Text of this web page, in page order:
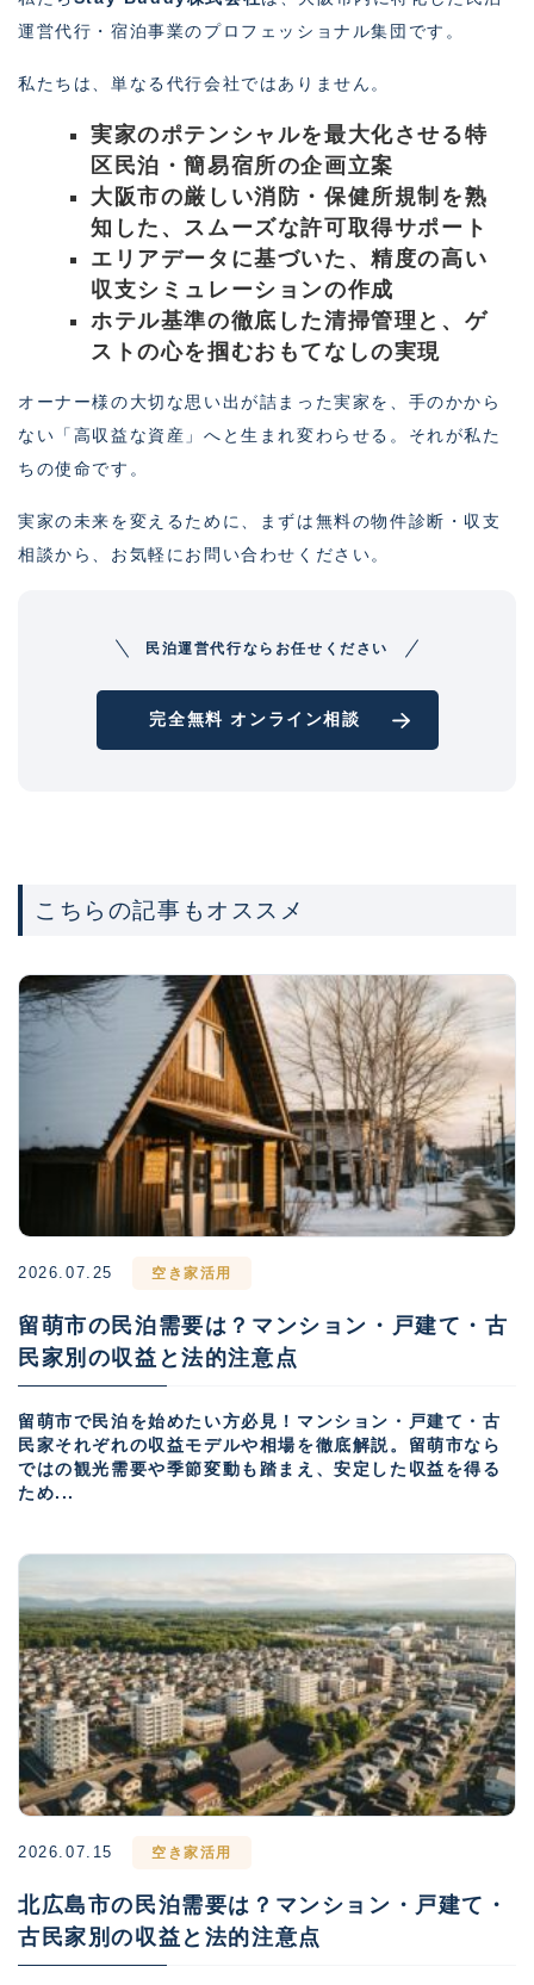
運営代行・宿泊事業のプロフェッショナル集団です。
私たちは、単なる代行会社ではありません。
実家のポテンシャルを最大化させる特
区民泊・簡易宿所の企画立案
大阪市の厳しい消防・保健所規制を熟
知した、スムーズな許可取得サポート
エリアデータに基づいた、精度の高い
収支シミュレーションの作成
ホテル基準の徹底した清掃管理と、ゲ
ストの心を掴むおもてなしの実現
オーナー様の大切な思い出が詰まった実家を、手のかから
ない「高収益な資産」へと生まれ変わらせる。それが私た
ちの使命です。
実家の未来を変えるために、まずは無料の物件診断・収支
相談から、お気軽にお問い合わせください。
民泊運営代行ならお任せください
完全無料 オンライン相談
こちらの記事もオススメ
2026.07.25 空き家活用
留萌市の民泊需要は？マンション・戸建て・古
民家別の収益と法的注意点
留萌市で民泊を始めたい方必見！マンション・戸建て・古
民家それぞれの収益モデルや相場を徹底解説。留萌市なら
ではの観光需要や季節変動も踏まえ、安定した収益を得る
ため...
2026.07.15 空き家活用
北広島市の民泊需要は？マンション・戸建て・
古民家別の収益と法的注意点